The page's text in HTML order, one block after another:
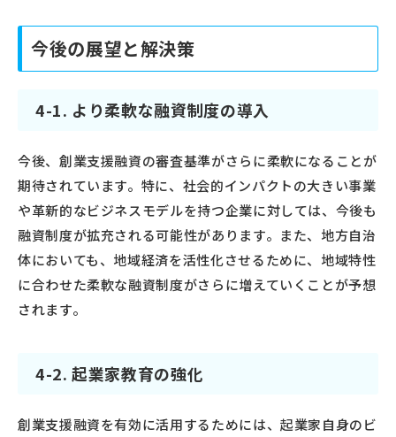
今後の展望と解決策
4-1. より柔軟な融資制度の導入
今後、創業支援融資の審査基準がさらに柔軟になることが
期待されています。特に、社会的インパクトの大きい事業
や革新的なビジネスモデルを持つ企業に対しては、今後も
融資制度が拡充される可能性があります。また、地方自治
体においても、地域経済を活性化させるために、地域特性
に合わせた柔軟な融資制度がさらに増えていくことが予想
されます。
4-2. 起業家教育の強化
創業支援融資を有効に活用するためには、起業家自身のビ